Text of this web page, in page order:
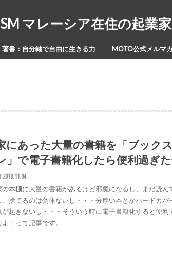
マレーシア在住の起業
著書：自分軸で自由に生きる力 MOTO公式メルマ
にあった大量の書籍を「ブック
」で電子書籍化したら便利過ぎ
2018.11.04
の本棚に大量の書籍があるけど邪魔になるし、まだ読ん
、捨てるのは勿体ないし・・・分厚い本とかハードカバ
が起きないし・・・そういう時に電子書籍化すると便利
よ！って記事です。